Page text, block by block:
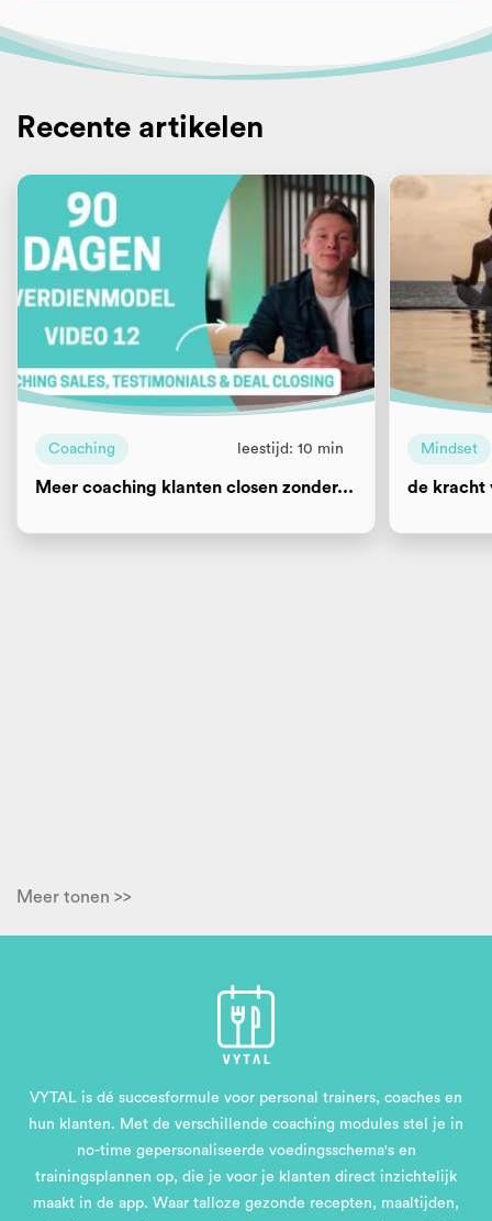
Recente artikelen
Coaching leestijd: 10 min
Meer coaching klanten closen zonder...
Mindset
de kracht
Meer tonen >>
VYTAL is dé succesformule voor personal trainers, coaches en
hun klanten. Met de verschillende coaching modules stel je in
no-time gepersonaliseerde voedingsschema's en
trainingsplannen op, die je voor je klanten direct inzichtelijk
maakt in de app. Waar talloze gezonde recepten, maaltijden,